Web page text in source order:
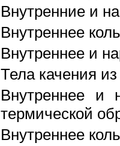
Внутренние и
Bнутреннее
Bнутреннее и
Тела качения
Bнутреннее и
термической
Внутреннее